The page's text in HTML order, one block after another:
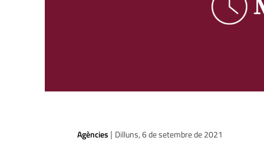
Agències | Dilluns, 6 de setembre de 2021